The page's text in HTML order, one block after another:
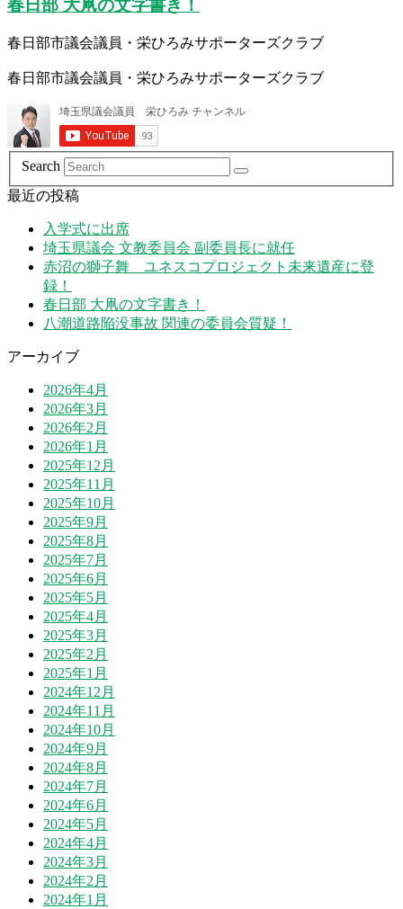
春日部 大凧の文字書き！
春日部市議会議員・栄ひろみサポーターズクラブ
春日部市議会議員・栄ひろみサポーターズクラブ
Search
最近の投稿
入学式に出席
埼玉県議会 文教委員会 副委員長に就任
赤沼の獅子舞 ユネスコプロジェクト未来遺産に登
録！
春日部 大凧の文字書き！
八潮道路陥没事故 関連の委員会質疑！
アーカイブ
2026年4月
2026年3月
2026年2月
2026年1月
2025年12月
2025年11月
2025年10月
2025年9月
2025年8月
2025年7月
2025年6月
2025年5月
2025年4月
2025年3月
2025年2月
2025年1月
2024年12月
2024年11月
2024年10月
2024年9月
2024年8月
2024年7月
2024年6月
2024年5月
2024年4月
2024年3月
2024年2月
2024年1月